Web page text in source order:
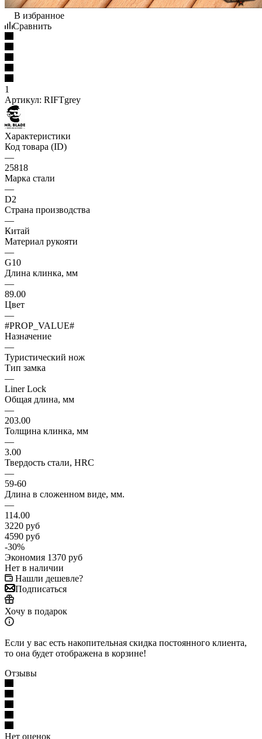
В избранное
Сравнить
1
Артикул: RIFTgrey
Характеристики
Код товара (ID)
—
25818
Марка стали
—
D2
Страна производства
—
Китай
Материал рукояти
—
G10
Длина клинка, мм
—
89.00
Цвет
—
#PROP_VALUE#
Назначение
—
Туристический нож
Тип замка
—
Liner Lock
Общая длина, мм
—
203.00
Толщина клинка, мм
—
3.00
Твердость стали, HRC
—
59-60
Длина в сложенном виде, мм.
—
114.00
3220 руб
4590 руб
-30%
Экономия 1370 руб
Нет в наличии
Нашли дешевле?
Подписаться
Хочу в подарок
Если у вас есть накопительная скидка постоянного клиента,
то она будет отображена в корзине!
Отзывы
Нет оценок